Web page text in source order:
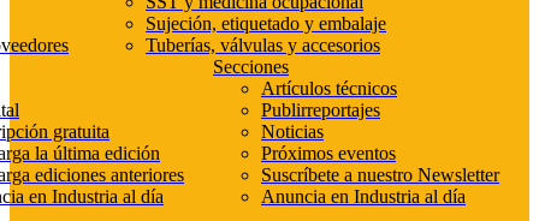
Sujeción, etiquetado y embalaje
Tuberías, válvulas y accesorios
gratuita
la última edición
ediciones anteriores
en Industria al día
Secciones
Artículos técnicos
Publirreportajes
Noticias
Próximos eventos
Suscríbete a nuestro Newsletter
Anuncia en Industria al día